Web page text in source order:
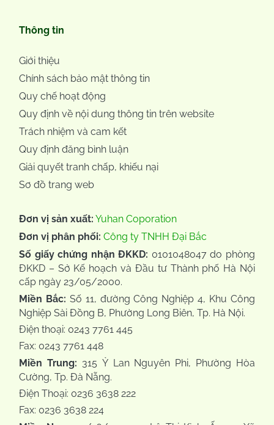
Thông tin
Giới thiệu
Chính sách bảo mật thông tin
Quy chế hoạt động
Quy định về nội dung thông tin trên website
Trách nhiệm và cam kết
Quy định đăng bình luận
Giải quyết tranh chấp, khiếu nại
Sơ đồ trang web
Đơn vị sản xuất: Yuhan Coporation
Đơn vị phân phối: Công ty TNHH Đại Bắc
Số giấy chứng nhận ĐKKD: 0101048047 do phòng
ĐKKD – Sở Kế hoạch và Đầu tư Thành phố Hà Nội
cấp ngày 23/05/2000.
Miền Bắc: Số 11, đường Công Nghiệp 4, Khu Công
Nghiệp Sài Đồng B, Phường Long Biên, Tp. Hà Nội.
Điện thoại: 0243 7761 445
Fax: 0243 7761 448
Miền Trung: 315 Ỷ Lan Nguyên Phi, Phường Hòa
Cường, Tp. Đà Nẵng.
Điện Thoại: 0236 3638 222
Fax: 0236 3638 224